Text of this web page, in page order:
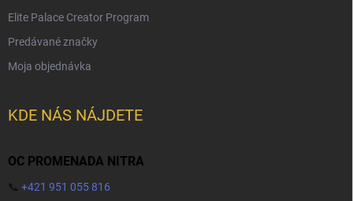
Elite Palace Creator Program
Predávané značky
Moja objednávka
KDE NÁS NÁJDETE
OC PROMENADA NITRA
📞 +421 951 055 816